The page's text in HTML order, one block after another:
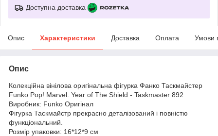
Доступна доставка
Опис Характеристики Доставка Оплата Умови
Опис
Колекційна вінілова оригінальна фігурка Фанко Таскмайстер
Funko Pop! Marvel: Year of The Shield - Taskmaster 892
Виробник: Funko Оригінал
Фігурка Таскмайстр прекрасно деталізований і повністю
функціональний.
Розмір упаковки: 16*12*9 см